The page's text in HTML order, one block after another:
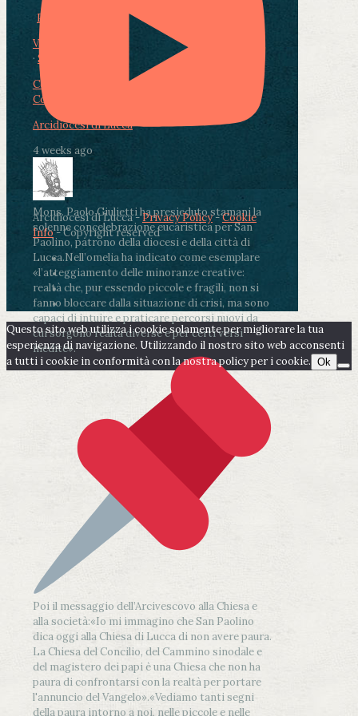
Photo
View on Facebook
· Share
Condividi su Facebook
Condividi su LinkedIn
Arcidiocesi di Lucca
4 weeks ago
Mons. Paolo Giulietti ha presieduto stamani la
solenne concelebrazione eucaristica per San
Paolino, patrono della diocesi e della città di
Lucca.Nell’omelia ha indicato come esemplare
«l’atteggiamento delle minoranze creative:
realtà che, pur essendo piccole e fragili, non si
fanno bloccare dalla situazione di crisi, ma sono
capaci di intuire e praticare percorsi nuovi da
cui sorgono realtà diverse e per certi versi
inedite».
Poi il messaggio dell’Arcivescovo alla Chiesa e
alla società:«Io mi immagino che San Paolino
dica oggi alla Chiesa di Lucca di non avere paura.
La Chiesa del Concilio, del Cammino sinodale e
del magistero dei papi è una Chiesa che non ha
paura di confrontarsi con la realtà per portare
l'annuncio del Vangelo».«Vediamo tanti segni
della paura intorno a noi, nelle piccole e nelle
Arcidiocesi di Lucca -Privacy Policy-Cookie
Info- Copyright reserved
Questo sito web utilizza i cookie solamente per migliorare la tua
esperienza di navigazione. Utilizzando il nostro sito web acconsenti
a tutti i cookie in conformità con la nostra policy per i cookie. Ok